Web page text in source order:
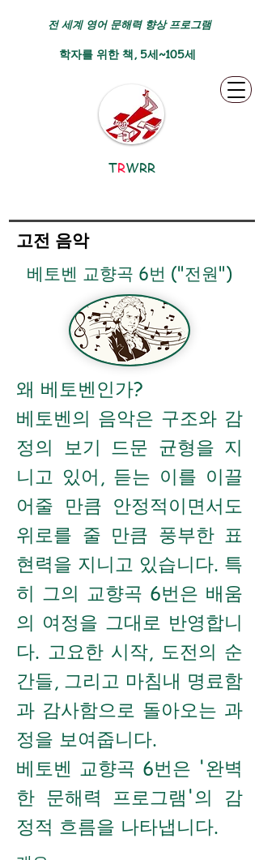
전 세계 영어 문해력 향상 프로그램
학자를 위한 책, 5세~105세
TRWRR
고전 음악
베토벤 교향곡 6번 ("전원")
왜 베토벤인가?
베토벤의 음악은 구조와 감
정의 보기 드문 균형을 지
니고 있어, 듣는 이를 이끌
어줄 만큼 안정적이면서도
위로를 줄 만큼 풍부한 표
현력을 지니고 있습니다. 특
히 그의 교향곡 6번은 배움
의 여정을 그대로 반영합니
다. 고요한 시작, 도전의 순
간들, 그리고 마침내 명료함
과 감사함으로 돌아오는 과
정을 보여줍니다.
베토벤 교향곡 6번은 '완벽
한 문해력 프로그램'의 감
정적 흐름을 나타냅니다.